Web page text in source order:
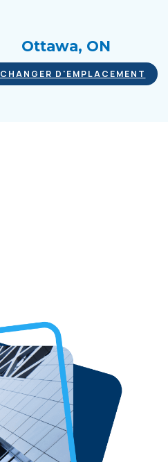
Ottawa, ON
CHANGER D'EMPLACEMENT